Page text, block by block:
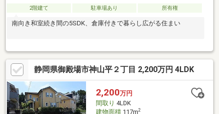
2階建て 駐車場あり 所有権
南向き和室続き間の5SDK、倉庫付きで暮らし広がる住まい
静岡県御殿場市神山平２丁目 2,200万円 4LDK
2,200万円
間取り 4LDK
建物面積117m2